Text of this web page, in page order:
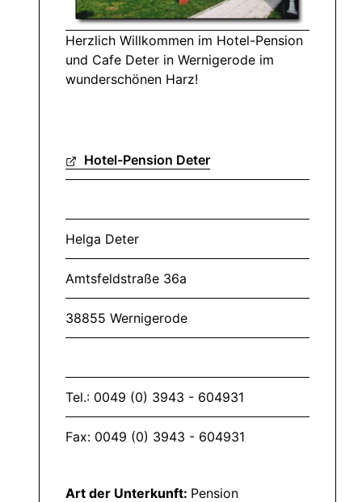
Herzlich Willkommen im Hotel-Pension
und Cafe Deter in Wernigerode im
wunderschönen Harz!
Hotel-Pension Deter
Helga Deter
Amtsfeldstraße 36a
38855 Wernigerode
Tel.: 0049 (0) 3943 - 604931
Fax: 0049 (0) 3943 - 604931
Art der Unterkunft: Pension